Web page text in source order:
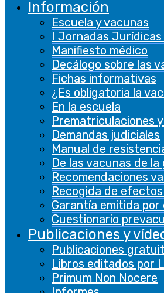
Información
Escuela y vacunas
I Jornadas Jurídicas
Manifiesto médico
Decálogo sobre las
Fichas informativas
¿Es obligatoria la
En la escuela
Prematriculaciones
Demandas judiciales
Manual de
De las vacunas de
Recomendaciones
Recogida de
Garantía emitida por
Cuestionario
Publicaciones y
Publicaciones
Libros editados por
Primum Non Nocere